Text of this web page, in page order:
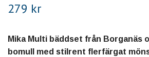
279 kr
Mika Multi bäddset från Borganäs
bomull med stilrent flerfärgat